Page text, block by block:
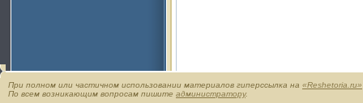
При полном или частичном использовании материалов гиперссылка на «Reshetoria.ru»
По всем возникающим вопросам пишите администратору.